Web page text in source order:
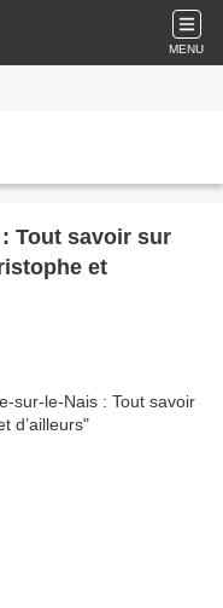
MENU
Tout savoir sur
et